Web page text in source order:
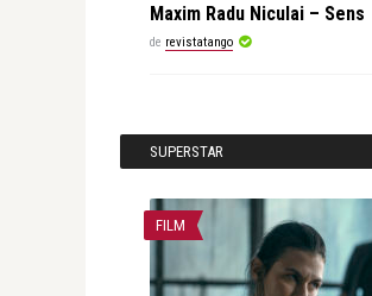
Maxim Radu Niculai – Sens
de revistatango
SUPERSTAR
FILM